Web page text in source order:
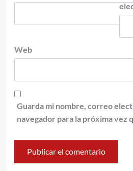
Web
Guarda mi nombre, correo
navegador para la próxima vez